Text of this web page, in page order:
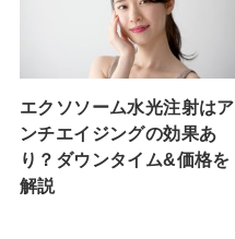
エクソソーム水光注射はア
ンチエイジングの効果あ
り？ダウンタイム&価格を
解説